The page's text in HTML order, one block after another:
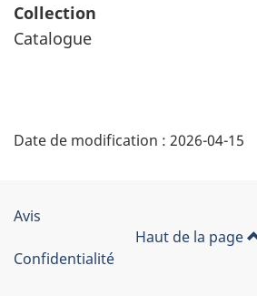
Collection
Catalogue
D
a
Date de modification : 2026-04-15
Organisation
du
Avis
Confidentialité
Haut de la page